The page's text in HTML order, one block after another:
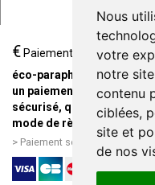
Nous
votre
notre
contenu
ciblées,
site et
de nos
€ Paiement
éco-parapharmacie.fr
un paiement entièrement
sécurisé, quel que soit le
mode de règlement
Paiement sécurisé et simple